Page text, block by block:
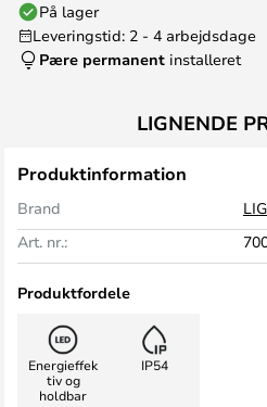
På lager
Leveringstid: 2 - 4 arbejdsdage
Pære permanent installeret
LIGNENDE
Produktinformation
Brand
Art. nr.:
Produktfordele
Energieffek
tiv og
holdbar
IP54